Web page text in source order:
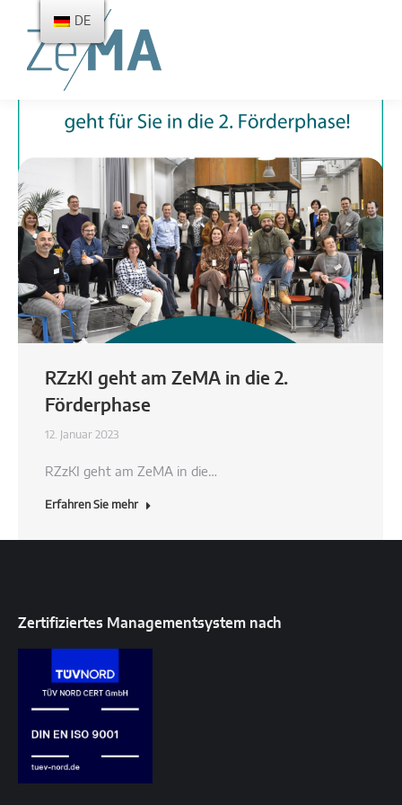
RZzKI geht am ZeMA in die 2.
Förderphase
12. Januar 2023
RZzKI geht am ZeMA in die…
Erfahren Sie mehr
Zertifiziertes Managementsystem nach
DE